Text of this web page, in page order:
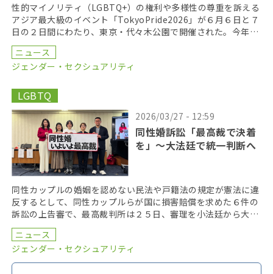
性的マイノリティ（LGBTQ+）の権利や多様性の尊重を訴える
アジア最大級のイベント「TokyoPride2026」が６月６日と７
日の２日間にわたり、東京・代々木公園で開催された。今年の
テーマは、「多様性と平等がひらく未来 […]
ニュース
ジェンダー・セクシュアリティ
LGBTQ
2026/03/27 - 12:59
同性婚訴訟「最高裁で決着
を」〜大法廷で統一判断へ
同性カップルの婚姻を認めない民法や戸籍法の規定が憲法に違
反するとして、同性カップルらが国に損害賠償を求めた６件の
訴訟の上告審で、最高裁判所は２５日、審理を小法廷から大法
廷に移すことを決定した。早ければ、２０２６年度内に口 […]
ニュース
ジェンダー・セクシュアリティ